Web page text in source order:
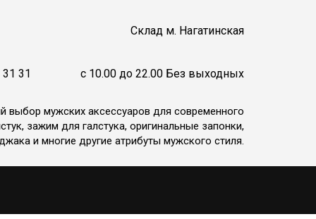
Cклад м. Нагатинская
31 c 10.00 до 22.00 Без выходных
выбор мужских аксессуаров для современного
зажим для галстука, оригинальные запонки,
и многие другие атрибуты мужского стиля.